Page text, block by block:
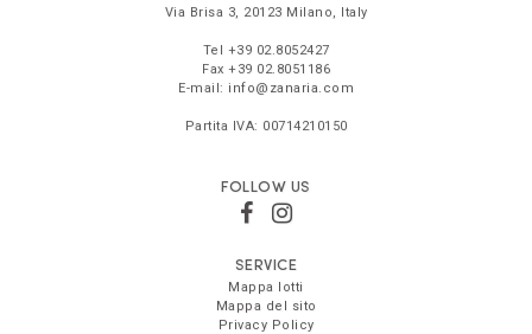
Via Brisa 3, 20123 Milano, Italy
Tel +39 02.8052427
Fax +39 02.8051186
E-mail: info@zanaria.com
Partita IVA: 00714210150
FOLLOW US
SERVICE
Mappa lotti
Mappa del sito
Privacy Policy